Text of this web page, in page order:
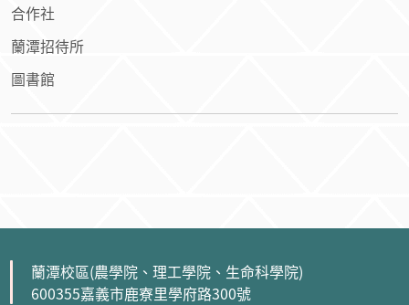
合作社
蘭潭招待所
圖書館
蘭潭校區(農學院、理工學院、生命科學院)
600355嘉義市鹿寮里學府路300號